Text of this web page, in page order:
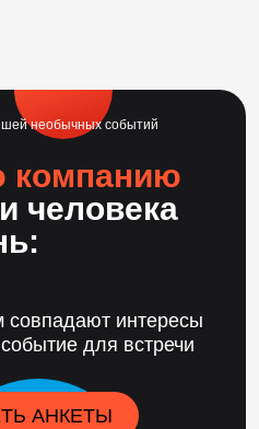
необычных событий
компанию
человека
совпадают интересы
для встречи
АНКЕТЫ